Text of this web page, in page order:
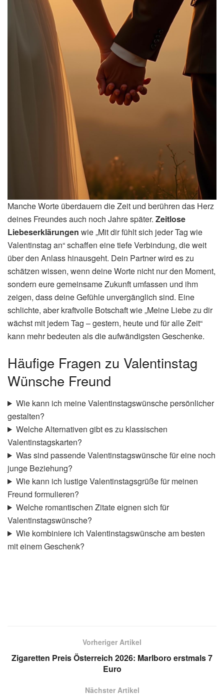
Manche Worte überdauern die Zeit und berühren das Herz
deines Freundes auch noch Jahre später. Zeitlose
Liebeserklärungen wie „Mit dir fühlt sich jeder Tag wie
Valentinstag an“ schaffen eine tiefe Verbindung, die weit
über den Anlass hinausgeht. Dein Partner wird es zu
schätzen wissen, wenn deine Worte nicht nur den Moment,
sondern eure gemeinsame Zukunft umfassen und ihm
zeigen, dass deine Gefühle unvergänglich sind. Eine
schlichte, aber kraftvolle Botschaft wie „Meine Liebe zu dir
wächst mit jedem Tag – gestern, heute und für alle Zeit“
kann mehr bedeuten als die aufwändigsten Geschenke.
Häufige Fragen zu Valentinstag
Wünsche Freund
Wie kann ich meine Valentinstagswünsche persönlicher
gestalten?
Welche Alternativen gibt es zu klassischen
Valentinstagskarten?
Was sind passende Valentinstagswünsche für eine noch
junge Beziehung?
Wie kann ich lustige Valentinstagsgrüße für meinen
Freund formulieren?
Welche romantischen Zitate eignen sich für
Valentinstagswünsche?
Wie kombiniere ich Valentinstagswünsche am besten
mit einem Geschenk?
Vorheriger Artikel
Zigaretten Preis Österreich 2026: Marlboro erstmals 7
Euro
Nächster Artikel